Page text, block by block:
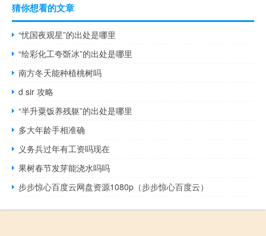
猜你想看的文章
“忧国夜观星”的出处是哪里
“绘彩化工夸斲冰”的出处是哪里
南方冬天能种植桃树吗
d sir 攻略
“半升粟饭养残躯”的出处是哪里
多大年龄手相准确
义务兵过年有工资吗现在
果树春节发芽能浇水吗吗
步步惊心百度云网盘资源1080p（步步惊心百度云）